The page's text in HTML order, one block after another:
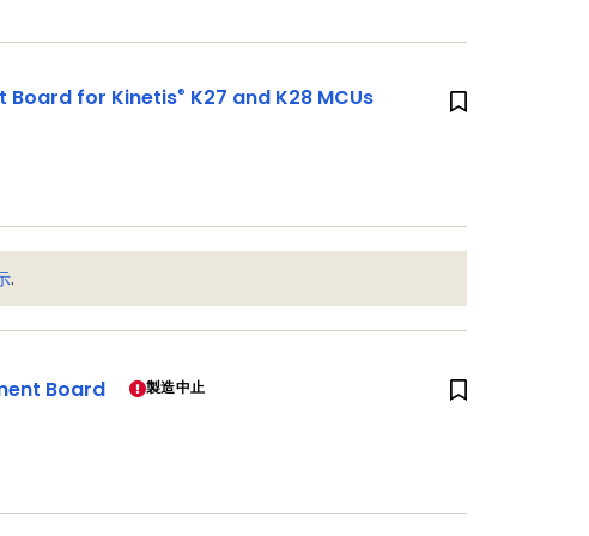
Board for Kinetis® K27 and K28 MCUs
.
Board 製造中止